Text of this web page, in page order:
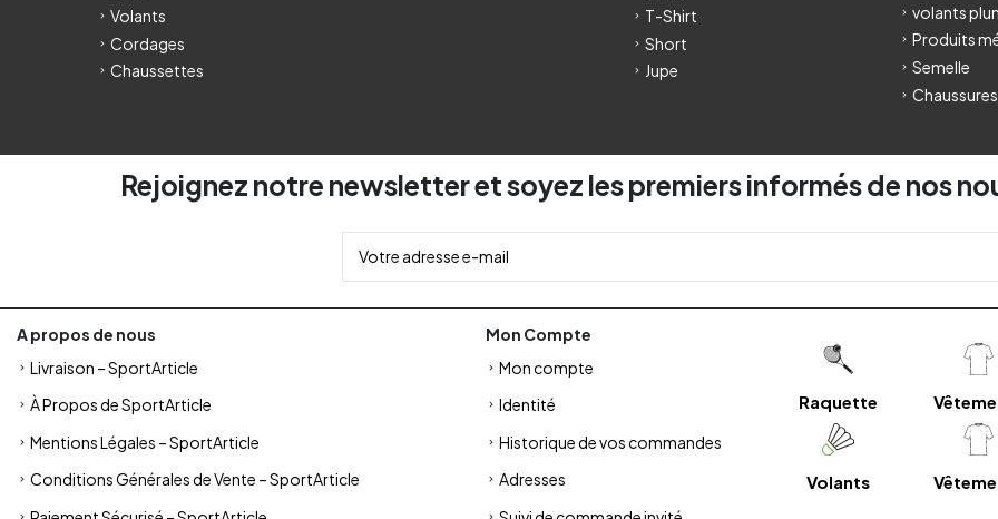
Volants
Cordages
Chaussettes
T-Shirt
Short
Jupe
volants
Produits
Semelle
Chaussures
Rejoignez notre newsletter et soyez les premiers informés de nos
A propos de nous
Livraison – SportArticle
À Propos de SportArticle
Mentions Légales – SportArticle
Conditions Générales de Vente – SportArticle
Mon Compte
Mon compte
Identité
Historique de vos commandes
Adresses
Raquette
Volants